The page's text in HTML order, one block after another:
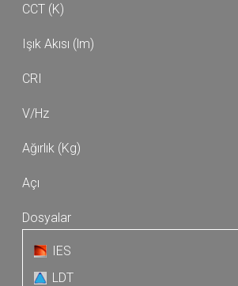
IES
LDT